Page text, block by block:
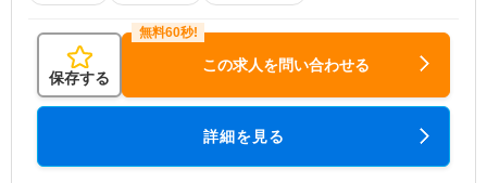
保存する
この求人を問い合わせる
詳細を見る